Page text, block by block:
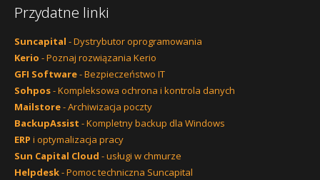
Przydatne linki
Suncapital - Dystrybutor oprogramowania
Kerio - Poznaj rozwiązania Kerio
GFI Software- Bezpieczeństwo IT
Sohpos- Kompleksowa ochrona i kontrola danych
Mailstore- Archiwizacja poczty
BackupAssist - Kompletny backup dla Windows
ERP i optymalizacja pracy
Sun Capital Cloud - usługi w chmurze
Helpdesk- Pomoc techniczna Suncapital